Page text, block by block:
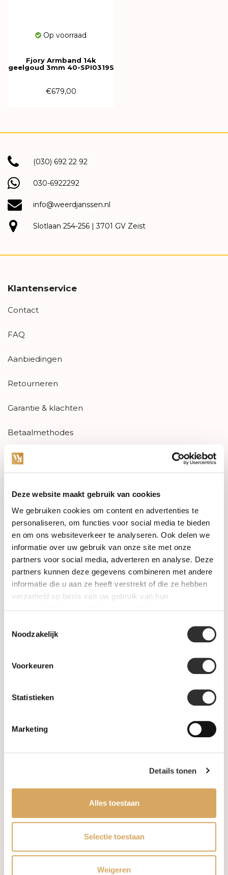
Deze website maakt gebruik van cookies
We gebruiken cookies om content en advertenties te
personaliseren, om functies voor social media te bieden
en om ons websiteverkeer te analyseren. Ook delen we
informatie over uw gebruik van onze site met onze
partners voor social media, adverteren en analyse. Deze
partners kunnen deze gegevens combineren met andere
informatie die u aan ze heeft verstrekt of die ze hebben
verzameld op basis van uw gebruik van hun
Noodzakelijk
Voorkeuren
Statistieken
Marketing
Details tonen
Alles toestaan
Selectie toestaan
Weigeren
Op voorraad
Fjory Armband 14k
geelgoud 3mm 40-SPI0319S
€679,00
(030) 692 22 92
030-6922292
info@weerdjanssen.nl
Slotlaan 254-256 | 3701 GV Zeist
Klantenservice
Contact
FAQ
Aanbiedingen
Retourneren
Garantie & klachten
Betaalmethodes
Sitemap
Categorieën
Horloges
Juwelen
Trouwringen
PRE-OWNED
Informatie
Leveringsvoorwaarden
Privacy Policy